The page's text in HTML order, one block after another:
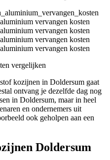
kozijnen in Doldersum gaat
ontvang je dezelfde dag nog
in Doldersum, maar in heel
en ondernemers uit
ook geholpen aan een
Doldersum